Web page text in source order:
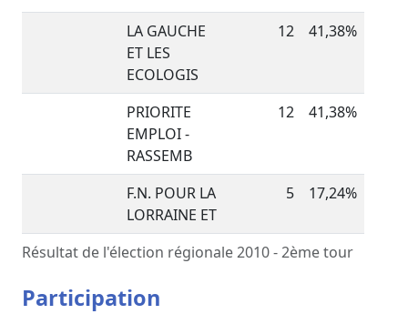
Résultat de l'élection régionale 2010 - 2ème tour
LA GAUCHE
ET LES
ECOLOGIS
12 41,38%
PRIORITE
EMPLOI -
RASSEMB
12 41,38%
F.N. POUR LA
LORRAINE ET
5 17,24%
Participation